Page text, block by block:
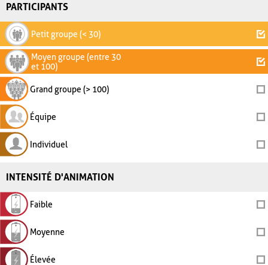
PARTICIPANTS
Petit groupe (< 30)
Moyen groupe (entre 30
et 100)
Grand groupe (> 100)
Équipe
Individuel
INTENSITÉ D'ANIMATION
Faible
Moyenne
Élevée